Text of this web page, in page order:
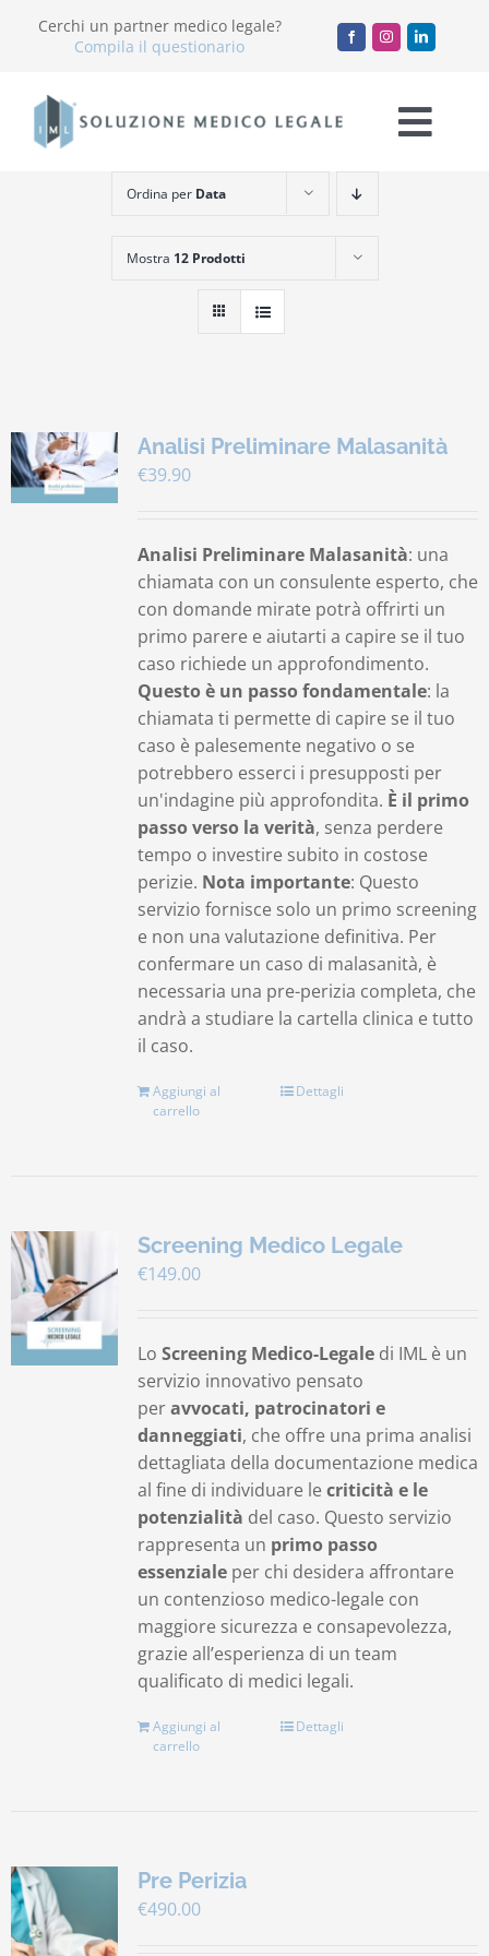
Cerchi un partner medico legale?
Compila il questionario
Chi Siamo
Servizi
Accademia
Lavora con noi
Carrello
Ordina per Data
Mostra 12 Prodotti
Analisi Preliminare Malasanità
€39.90
Analisi Preliminare Malasanità: una
chiamata con un consulente esperto, che
con domande mirate potrà offrirti un
primo parere e aiutarti a capire se il tuo
caso richiede un approfondimento.
Questo è un passo fondamentale: la
chiamata ti permette di capire se il tuo
caso è palesemente negativo o se
potrebbero esserci i presupposti per
un'indagine più approfondita. È il primo
passo verso la verità, senza perdere
tempo o investire subito in costose
perizie. Nota importante: Questo
servizio fornisce solo un primo screening
e non una valutazione definitiva. Per
confermare un caso di malasanità, è
necessaria una pre-perizia completa, che
andrà a studiare la cartella clinica e tutto
il caso.
Aggiungi al
carrello
Dettagli
Screening Medico Legale
€149.00
Lo Screening Medico-Legaledi IML è un
servizio innovativo pensato
peravvocati, patrocinatori e
danneggiati, che offre una prima analisi
dettagliata della documentazione medica
al fine di individuare le criticità e le
potenzialità del caso. Questo servizio
rappresenta un primo passo
essenzialeper chi desidera affrontare
un contenzioso medico-legale con
maggiore sicurezza e consapevolezza,
grazie all’esperienza di un team
qualificato di medici legali.
Aggiungi al
carrello
Dettagli
Pre Perizia
€490.00